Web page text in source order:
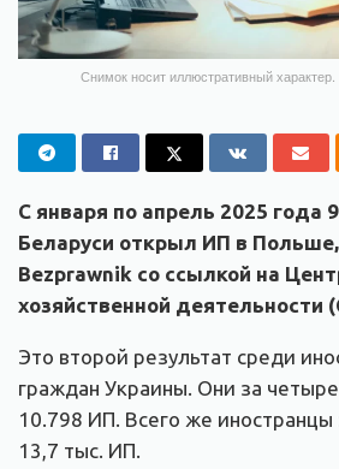
Снимок носит иллюстративный
С января по апрель 2025 года
Беларуси открыл ИП в Польше,
Bezprawnik со ссылкой на
хозяйственной деятельности
Это второй результат среди
граждан Украины. Они за
10.798 ИП. Всего же иностранцы
13,7 тыс. ИП.